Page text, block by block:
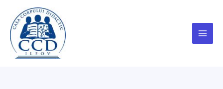
content